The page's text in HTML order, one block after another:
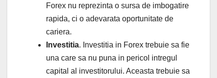
Forex nu reprezinta o sursa de imbogatire
rapida, ci o adevarata oportunitate de
cariera.
Investitia. Investitia in Forex trebuie sa fie
una care sa nu puna in pericol intregul
capital al investitorului. Aceasta trebuie sa